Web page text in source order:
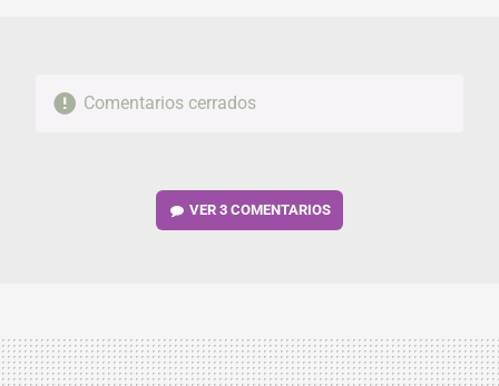
Comentarios cerrados
VER3 COMENTARIOS